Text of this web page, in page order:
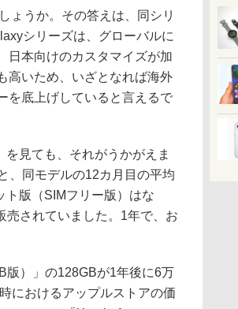
ょうか。その答えは、同シリ
シリーズは、グローバルに
日本向けのカスタマイズが加
高いため、いざとなれば海外
を底上げしていると言えるで
見ても、それがうかがえま
、同モデルの12カ月目の平均
ト版（SIMフリー版）はな
売されていました。1年で、お
）」の128GBが1年後に6万
におけるアップルストアの価